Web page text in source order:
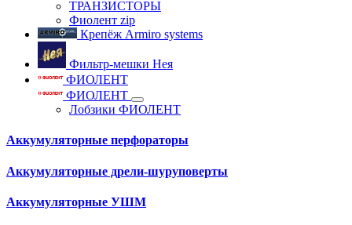
ТРАНЗИСТОРЫ
Фиолент zip
Крепёж Armiro systems
Фильтр-мешки Нея
ФИОЛЕНТ
ФИОЛЕНТ
Лобзики ФИОЛЕНТ
Аккумуляторные перфораторы
Аккумуляторные дрели-шуруповерты
Аккумуляторные УШМ